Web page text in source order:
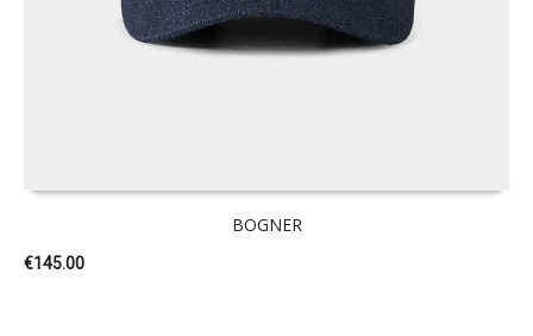
BOGNER
€145.00